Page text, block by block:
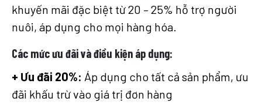
khuyến mãi đặc biệt từ 20 – 25% hỗ trợ người
nuôi, áp dụng cho mọi hàng hóa.​
Các mức ưu đãi và điều kiện áp dụng:
+ Ưu đãi 20%: Áp dụng cho tất cả sản phẩm, ưu
đãi khấu trừ vào giá trị đơn hàng